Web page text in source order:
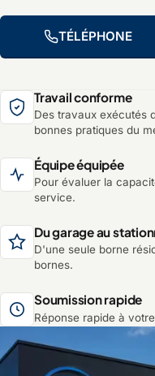
TÉLÉPHONE
Travail conforme
Des travaux exécutés
bonnes pratiques du
Équipe équipée
Pour évaluer la
service.
Du garage au
D'une seule borne
bornes.
Soumission rapide
Réponse rapide à